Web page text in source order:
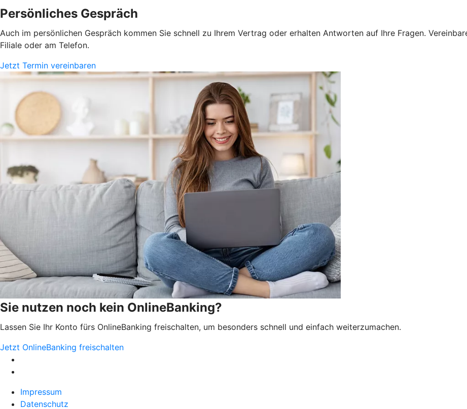
Persönliches Gespräch
Auch im persönlichen Gespräch kommen Sie schnell zu Ihrem Vertrag oder erhalten Antworten auf Ihre Fragen.
Filiale oder am Telefon.
Jetzt Termin vereinbaren
Sie nutzen noch kein OnlineBanking?
Lassen Sie Ihr Konto fürs OnlineBanking freischalten, um besonders schnell und einfach weiterzumachen.
Jetzt OnlineBanking freischalten
Impressum
Datenschutz